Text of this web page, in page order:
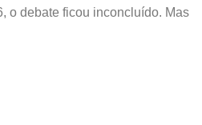
o debate ficou inconcluído. Mas